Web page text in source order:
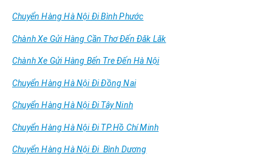
Chuyển Hàng Hà Nội Đi Bình Phước
Chành Xe Gửi Hàng Cần Thơ Đến Đăk Lăk
Chành Xe Gửi Hàng Bến Tre Đến Hà Nội
Chuyển Hàng Hà Nội Đi Đồng Nai
Chuyển Hàng Hà Nội Đi Tây Ninh
Chuyển Hàng Hà Nội Đi TP.Hồ Chí Minh
Chuyển Hàng Hà Nội Đi Bình Dương